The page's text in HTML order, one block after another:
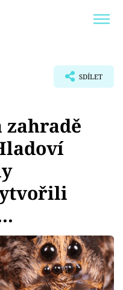
SDÍLET
zahradě